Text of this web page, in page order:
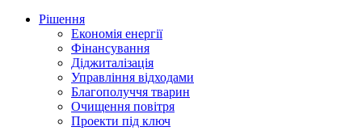
Рішення
Економія енергії
Фінансування
Діджиталізація
Управління відходами
Благополуччя тварин
Очищення повітря
Проекти під ключ